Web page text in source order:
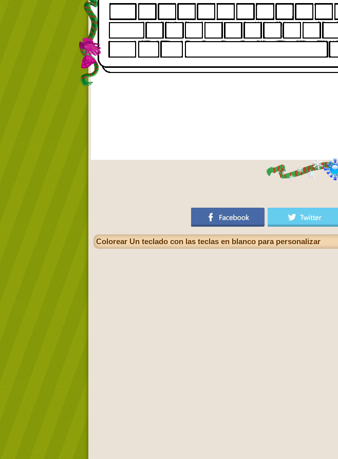
Colorear Un teclado con las teclas en blanco para personalizar